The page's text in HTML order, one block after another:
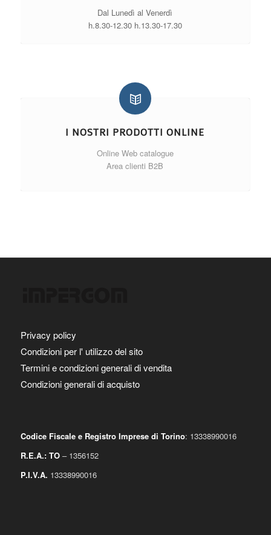
Dal Lunedì al Venerdì
h.8.30-12.30 h.13.30-17.30
I NOSTRI PRODOTTI ONLINE
Online Web catalogue
Area clienti B2B
Privacy policy
Condizioni per l' utilizzo del sito
Termini e condizioni generali di vendita
Condizioni generali di acquisto
Codice Fiscale e Registro Imprese di Torino: 13338990016
R.E.A.: TO– 1356152
P.I.V.A. 13338990016